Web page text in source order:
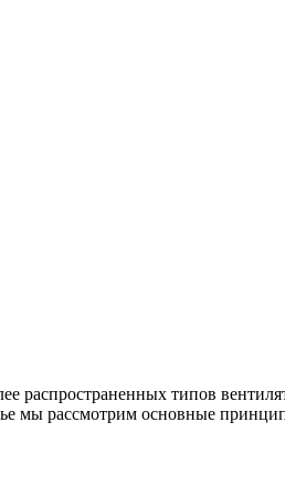
распространенных типов
мы рассмотрим основные